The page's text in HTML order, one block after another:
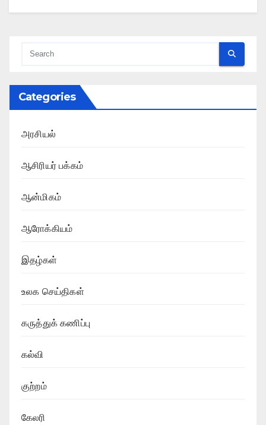
Categories
அரசியல்
ஆசிரியர் பக்கம்
ஆன்மிகம்
ஆரோக்கியம்
இதழ்கள்
உலக செய்திகள்
கருத்துக் கணிப்பு
கல்வி
குற்றம்
கேலரி